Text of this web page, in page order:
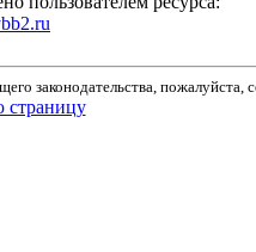
законодательства, пожалуйста,
страницу